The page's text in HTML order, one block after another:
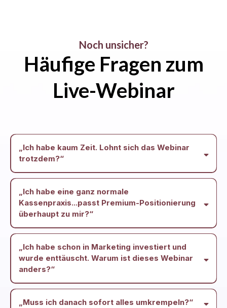
Noch unsicher?
Häufige Fragen zum
Live-Webinar
„Ich habe kaum Zeit. Lohnt sich das Webinar
trotzdem?“
„Ich habe eine ganz normale
Kassenpraxis...passt Premium-Positionierung
überhaupt zu mir?“
„Ich habe schon in Marketing investiert und
wurde enttäuscht. Warum ist dieses Webinar
anders?“
„Muss ich danach sofort alles umkrempeln?“